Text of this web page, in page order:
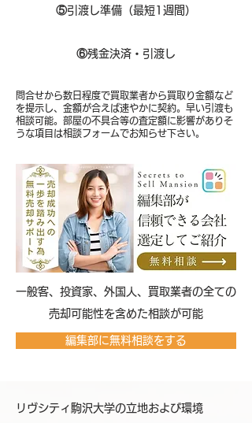
⑤引渡し準備（最短1週間）
⑥残金決済・引渡し
問合せから数日程度で買取業者から買取り金額など
を提示し、金額が合えば速やかに契約。早い引渡も
相談可能。部屋の不具合等の査定額に影響がありそ
うな項目は相談フォームでお知らせ下さい。
​一般客、投資家、外国人、買取業者の全ての
売却可能性を含めた相談が可能
編集部に無料相談をする
リヴシティ駒沢大学の立地および環境